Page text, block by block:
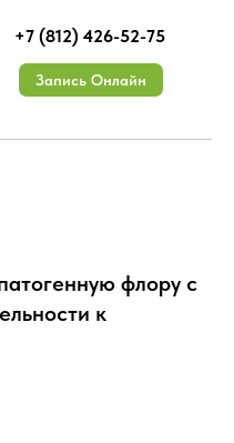
+7 (812) 426-52-75
Запись Онлайн
КОНТАКТЫ
ОТЗЫВЫ
АКЦИИ флору с
к